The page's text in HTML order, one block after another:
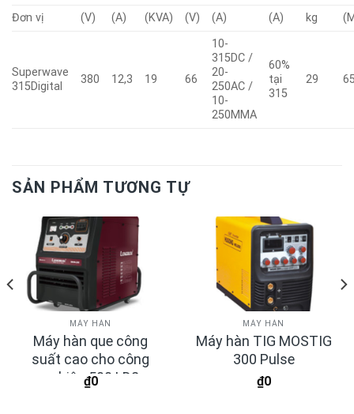
Đơn vị (V) (A) (KVA) (V) (A) (A) kg
Superwave
315Digital
380 12,3 19 66
10-
315DC /
20-
250AC /
10-
250MMA
60%
tại
315
29
SẢN PHẨM TƯƠNG TỰ
MÁY HÀN
Máy hàn que công
suất cao cho công
nghiệp 500 LD2
₫0
MÁY HÀN
Máy hàn TIG MOSTIG
300 Pulse
₫0